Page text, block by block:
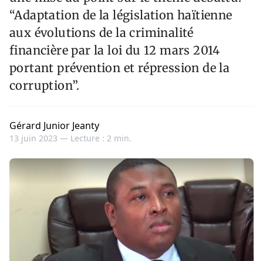
“Adaptation de la législation haïtienne
aux évolutions de la criminalité
financière par la loi du 12 mars 2014
portant prévention et répression de la
corruption”.
Gérard Junior Jeanty
13 juin 2023 — Lecture : 2 min.